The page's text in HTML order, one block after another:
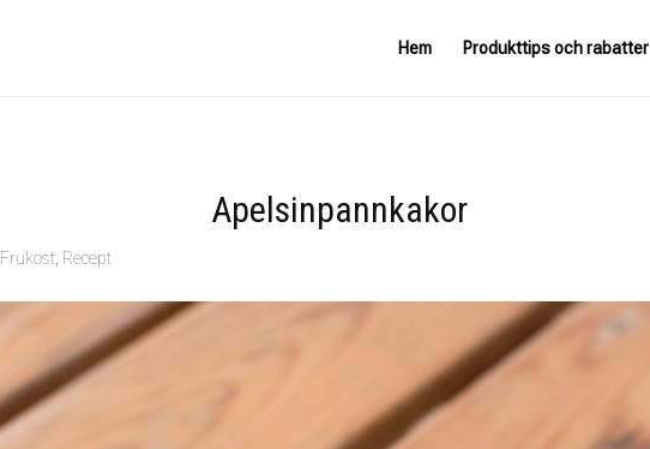
Hem Produkttips och rabatter
Apelsinpannkakor
Frukost Recept